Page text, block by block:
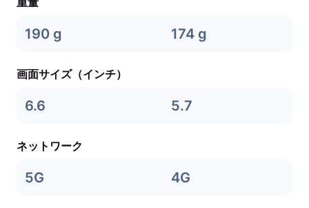
190 g 174 g
画面サイズ（インチ）
6.6 5.7
ネットワーク
5G 4G